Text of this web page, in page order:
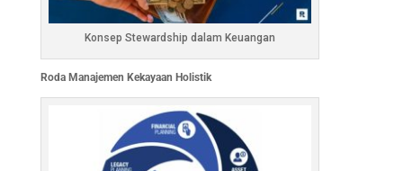
Konsep Stewardship dalam Keuangan
Roda Manajemen Kekayaan Holistik